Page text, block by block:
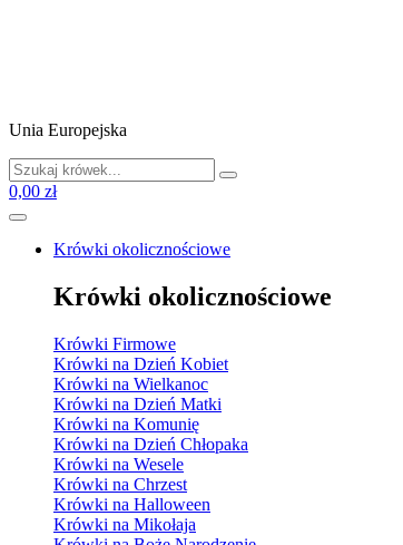
Unia Europejska
0,00 zł
Krówki okolicznościowe
Krówki okolicznościowe
Krówki Firmowe
Krówki na Dzień Kobiet
Krówki na Wielkanoc
Krówki na Dzień Matki
Krówki na Komunię
Krówki na Dzień Chłopaka
Krówki na Wesele
Krówki na Chrzest
Krówki na Halloween
Krówki na Mikołaja